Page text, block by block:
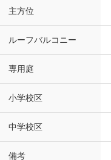
主方位
ルーフバルコニー
専用庭
小学校区
中学校区
備考